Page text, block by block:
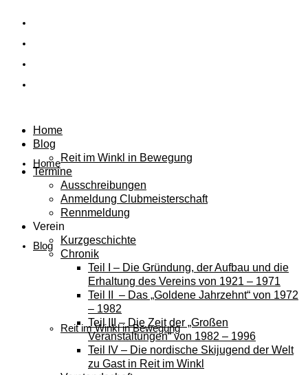
Home
Blog
Reit im Winkl in Bewegung
Home
Blog
Reit im Winkl in Bewegung
Termine
Ausschreibungen
Anmeldung Clubmeisterschaft
Rennmeldung
Verein
Kurzgeschichte
Chronik
Teil I – Die Gründung, der Aufbau und die
Erhaltung des Vereins von 1921 – 1971
Teil II – Das „Goldene Jahrzehnt“ von 1972
– 1982
Teil III – Die Zeit der „Großen
Veranstaltungen“ von 1982 – 1996
Teil IV – Die nordische Skijugend der Welt
zu Gast in Reit im Winkl